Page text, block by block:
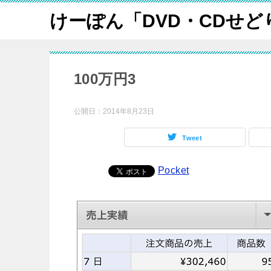
けーぽん「DVD・CDせど
100万円3
公開日： 2014年8月23日
Tweet
Pocket